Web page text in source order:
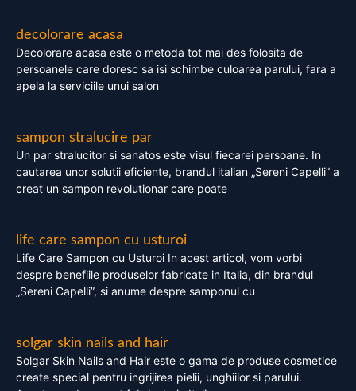
decolorare acasa
Decolorare acasa este o metoda tot mai des folosita de
persoanele care doresc sa isi schimbe culoarea parului, fara a
apela la serviciile unui salon
sampon stralucire par
Un par stralucitor si sanatos este visul fiecarei persoane. In
cautarea unor solutii eficiente, brandul italian „Sereni Capelli” a
creat un sampon revolutionar care poate
life care sampon cu usturoi
Life Care Sampon cu Usturoi In acest articol, vom vorbi
despre benefiile produselor fabricate in Italia, din brandul
„Sereni Capelli”, si anume despre samponul cu
solgar skin nails and hair
Solgar Skin Nails and Hair este o gama de produse cosmetice
create special pentru ingrijirea pielii, unghiilor si parului.